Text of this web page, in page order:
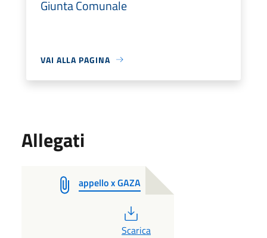
Giunta Comunale
VAI ALLA PAGINA
Allegati
appello x GAZA
PDF
Scarica